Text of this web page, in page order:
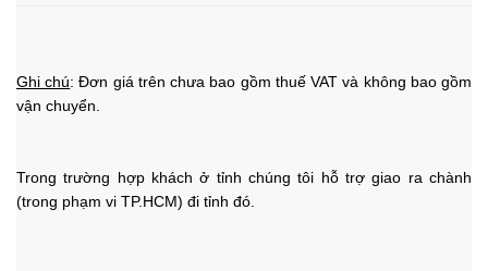
Ghi chú: Đơn giá trên chưa bao gồm thuế VAT và không bao gồm
vận chuyển.
Trong trường hợp khách ở tỉnh chúng tôi hỗ trợ giao ra chành
(trong phạm vi TP.HCM) đi tỉnh đó.